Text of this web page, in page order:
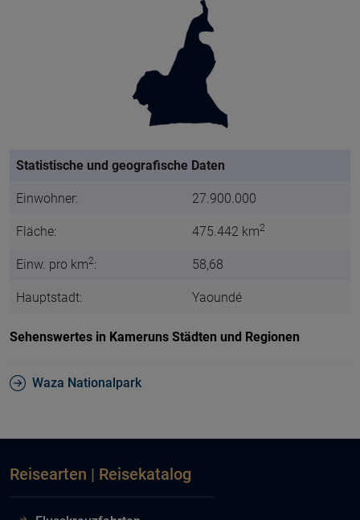
Statistische und geografische Daten
Einwohner: 27.900.000
Fläche: 475.442 km2
Einw. pro km2: 58,68
Hauptstadt: Yaoundé
Sehenswertes in Kameruns Städten und Regionen
Waza Nationalpark
Reisearten | Reisekatalog